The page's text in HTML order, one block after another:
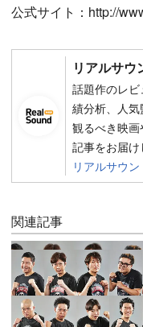
公式サイト：http://
リアルサウ
話題作のレ
績分析、人
観るべき映
記事をお届け
リアルサウ
関連記事